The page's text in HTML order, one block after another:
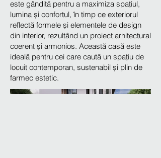
este gândită pentru a maximiza spațiul,
lumina și confortul, în timp ce exteriorul
reflectă formele și elementele de design
din interior, rezultând un proiect arhitectural
coerent și armonios. Această casă este
ideală pentru cei care caută un spațiu de
locuit contemporan, sustenabil și plin de
farmec estetic.